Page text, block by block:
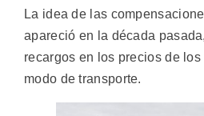
La idea de las
apareció en la década
recargos en los precios de
modo de transporte.